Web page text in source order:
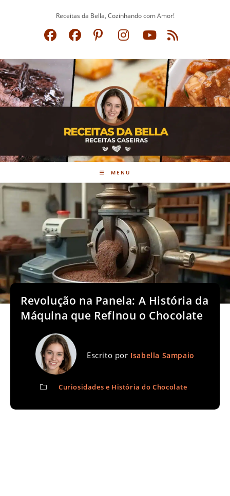
Receitas da Bella, Cozinhando com Amor!
MENU
Revolução na Panela: A História da
Máquina que Refinou o Chocolate
Escrito por Isabella Sampaio
Curiosidades e História do Chocolate